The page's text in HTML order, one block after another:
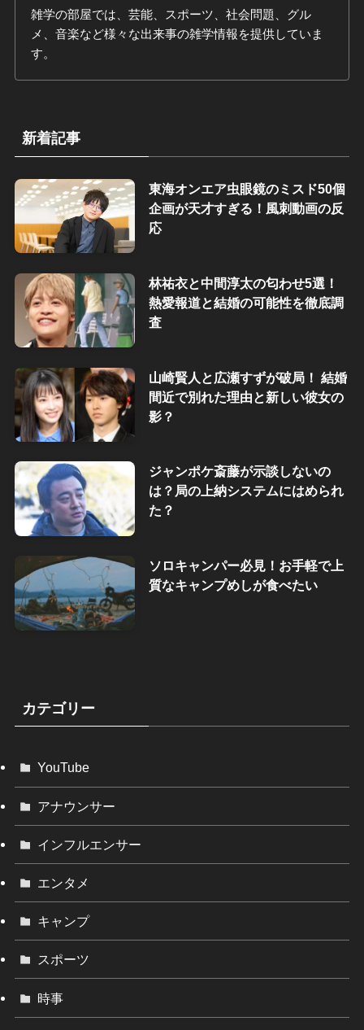
雑学の部屋では、芸能、スポーツ、社会問題、グル
メ、音楽など様々な出来事の雑学情報を提供していま
す。
新着記事
東海オンエア虫眼鏡のミスド50個
企画が天才すぎる！風刺動画の反
応
林祐衣と中間淳太の匂わせ5選！
熱愛報道と結婚の可能性を徹底調
査
山崎賢人と広瀬すずが破局！ 結婚
間近で別れた理由と新しい彼女の
影？
ジャンポケ斎藤が示談しないの
は？局の上納システムにはめられ
た？
ソロキャンパー必見！お手軽で上
質なキャンプめしが食べたい
カテゴリー
YouTube
アナウンサー
インフルエンサー
エンタメ
キャンプ
スポーツ
時事